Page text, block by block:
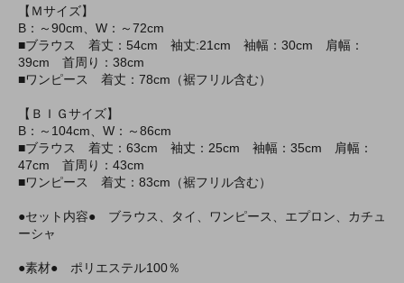
【Ｍサイズ】
B：～90cm、W：～72cm
■ブラウス 着丈：54cm 袖丈:21cm 袖幅：30cm 肩幅：
39cm 首周り：38cm
■ワンピース 着丈：78cm（裾フリル含む）
【ＢＩＧサイズ】
B：～104cm、W：～86cm
■ブラウス 着丈：63cm 袖丈：25cm 袖幅：35cm 肩幅：
47cm 首周り：43cm
■ワンピース 着丈：83cm（裾フリル含む）
●セット内容● ブラウス、タイ、ワンピース、エプロン、カチュ
ーシャ
●素材● ポリエステル100％